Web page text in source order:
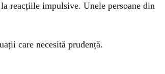
reacțiile impulsive. Unele persoane din
care necesită prudență.